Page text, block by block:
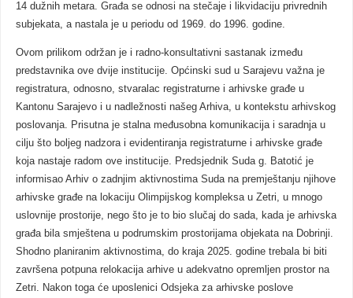
14 dužnih metara. Građa se odnosi na stečaje i likvidaciju privrednih
subjekata, a nastala je u periodu od 1969. do 1996. godine.
Ovom prilikom održan je i radno-konsultativni sastanak između
predstavnika ove dvije institucije. Općinski sud u Sarajevu važna je
registratura, odnosno, stvaralac registraturne i arhivske građe u
Kantonu Sarajevo i u nadležnosti našeg Arhiva, u kontekstu arhivskog
poslovanja. Prisutna je stalna međusobna komunikacija i saradnja u
cilju što boljeg nadzora i evidentiranja registraturne i arhivske građe
koja nastaje radom ove institucije. Predsjednik Suda g. Batotić je
informisao Arhiv o zadnjim aktivnostima Suda na premještanju njihove
arhivske građe na lokaciju Olimpijskog kompleksa u Zetri, u mnogo
uslovnije prostorije, nego što je to bio slučaj do sada, kada je arhivska
građa bila smještena u podrumskim prostorijama objekata na Dobrinji.
Shodno planiranim aktivnostima, do kraja 2025. godine trebala bi biti
završena potpuna relokacija arhive u adekvatno opremljen prostor na
Zetri. Nakon toga će uposlenici Odsjeka za arhivske poslove